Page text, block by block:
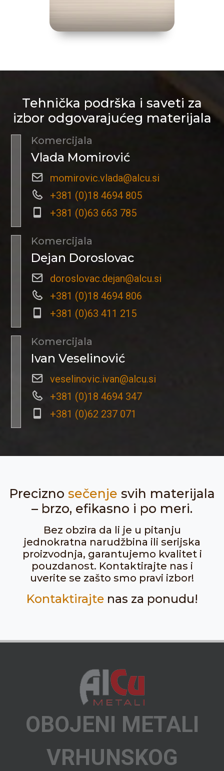
Tehnička podrška i saveti za
izbor odgovarajućeg materijala
Komercijala
Vlada Momirović
momirovic.vlada@alcu.si
+381 (0)18 4694 805
+381 (0)63 663 785
Komercijala
Dejan Doroslovac
doroslovac.dejan@alcu.si
+381 (0)18 4694 806
+381 (0)63 411 215
Komercijala
Ivan Veselinović
veselinovic.ivan@alcu.si
+381 (0)18 4694 347
+381 (0)62 237 071
Precizno sečenje svih materijala
– brzo, efikasno i po meri.
Bez obzira da li je u pitanju
jednokratna narudžbina ili serijska
proizvodnja, garantujemo kvalitet i
pouzdanost. Kontaktirajte nas i
uverite se zašto smo pravi izbor!
Kontaktirajtenas za ponudu!
OBOJENI METALI
VRHUNSKOG